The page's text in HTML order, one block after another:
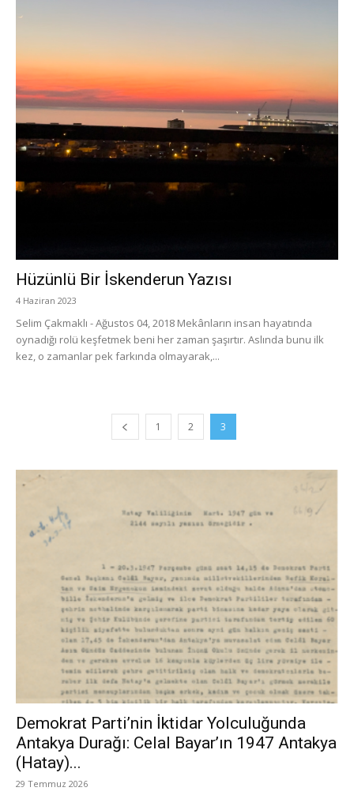
Hüzünlü Bir İskenderun Yazısı
4 Haziran 2023
Selim Çakmaklı - Ağustos 04, 2018 Mekânların insan hayatında
oynadığı rolü keşfetmek beni her zaman şaşırtır. Aslında bunu ilk
kez, o zamanlar pek farkında olmayarak,...
1 2 3
Demokrat Parti’nin İktidar Yolculuğunda
Antakya Durağı: Celal Bayar’ın 1947 Antakya
(Hatay)...
29 Temmuz 2026